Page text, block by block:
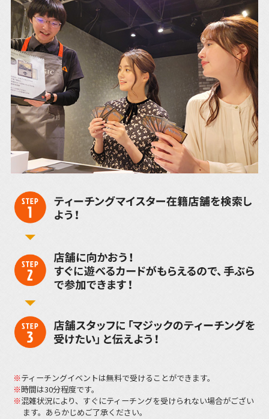
ティーチングイベントは無料で受けることができます。
時間は30分程度です。
混雑状況により、すぐにティーチングを受けられない場合がござい
ます。あらかじめご了承ください。